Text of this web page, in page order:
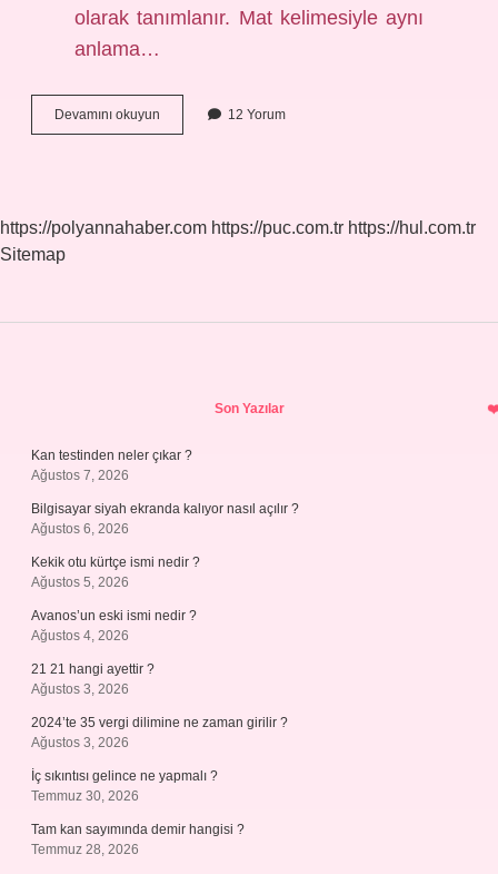
olarak tanımlanır. Mat kelimesiyle aynı
anlama…
Devamını okuyun
Kelimesinin
12 Yorum
https://polyannahaber.com https://puc.com.tr https://hul.com.tr
Sitemap
Son Yazılar
Kan testinden neler çıkar ?
Ağustos 7, 2026
Bilgisayar siyah ekranda kalıyor nasıl açılır ?
Ağustos 6, 2026
Kekik otu kürtçe ismi nedir ?
Ağustos 5, 2026
Avanos’un eski ismi nedir ?
Ağustos 4, 2026
21 21 hangi ayettir ?
Ağustos 3, 2026
2024’te 35 vergi dilimine ne zaman girilir ?
Ağustos 3, 2026
İç sıkıntısı gelince ne yapmalı ?
Temmuz 30, 2026
Tam kan sayımında demir hangisi ?
Temmuz 28, 2026